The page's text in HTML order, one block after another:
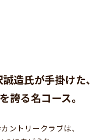
造氏が手掛けた、
誇る名コース。
ントリークラブは、